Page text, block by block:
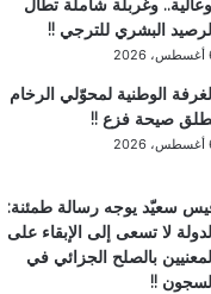
وغربلة شاملة تطال
البشري للترجي !!
الوطنية لمحوّلي الرخام
صيحة فزع !!
سعيّد يوجه رسالة طمئنة:
لا تسعى إلى الإبقاء على
بالصلح الجزائي في
!!